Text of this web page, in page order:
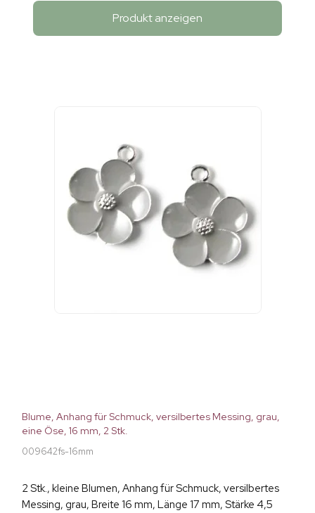
Produkt anzeigen
Blume, Anhang für Schmuck, versilbertes Messing, grau,
eine Öse, 16 mm, 2 Stk.
009642fs-16mm
2 Stk., kleine Blumen, Anhang für Schmuck, versilbertes
Messing, grau, Breite 16 mm, Länge 17 mm, Stärke 4,5